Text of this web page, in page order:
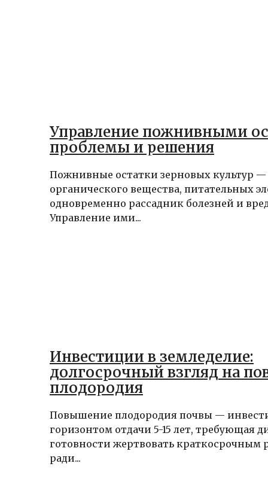
Управление пожнивными
проблемы и решения
Пожнивные остатки зерновых культур
органического вещества, питательных
одновременно рассадник болезней и
Управление ими...
Инвестиции в земледелие:
долгосрочный взгляд на
плодородия
Повышение плодородия почвы —
горизонтом отдачи 5-15 лет, требующая
готовности жертвовать краткосрочным
ради...